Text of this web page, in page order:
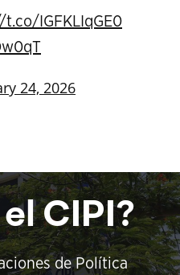
IGFKLIqGE0
24, 2026
CIPI?
de Política